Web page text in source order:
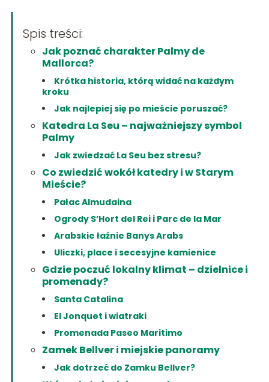
Spis treści:
Jak poznać charakter Palmy de
Mallorca?
Krótka historia, którą widać na każdym
kroku
Jak najlepiej się po mieście poruszać?
Katedra La Seu – najważniejszy symbol
Palmy
Jak zwiedzać La Seu bez stresu?
Co zwiedzić wokół katedry i w Starym
Mieście?
Pałac Almudaina
Ogrody S’Hort del Rei i Parc de la Mar
Arabskie łaźnie Banys Arabs
Uliczki, place i secesyjne kamienice
Gdzie poczuć lokalny klimat – dzielnice i
promenady?
Santa Catalina
El Jonquet i wiatraki
Promenada Paseo Maritimo
Zamek Bellver i miejskie panoramy
Jak dotrzeć do Zamku Bellver?